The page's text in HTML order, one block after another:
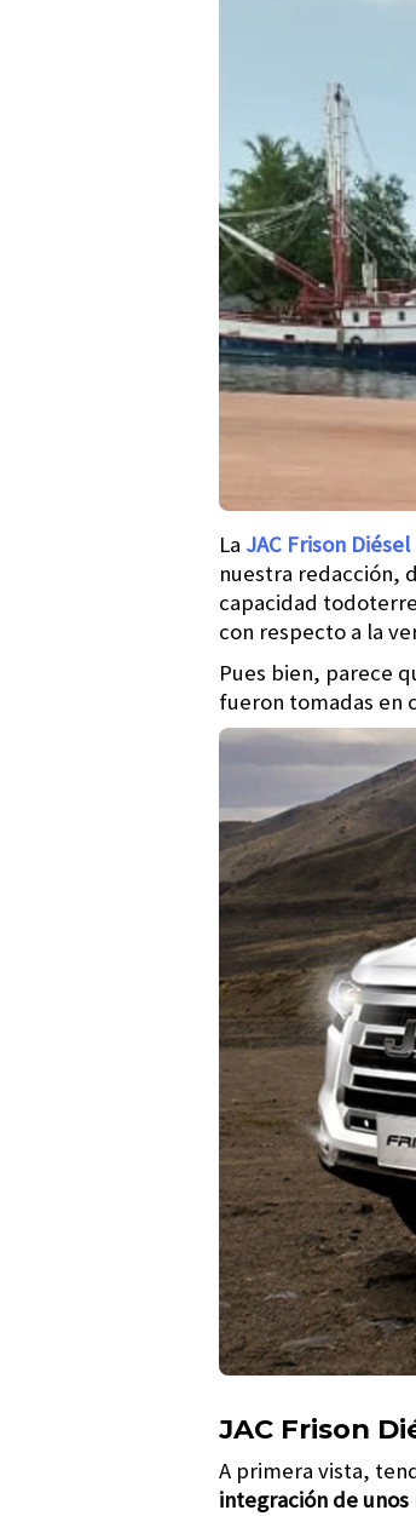
La JAC Frison Diésel
nuestra redacción,
capacidad
con respecto a la
Pues bien, parece
fueron tomadas en
JAC Frison
A primera vista,
integración de